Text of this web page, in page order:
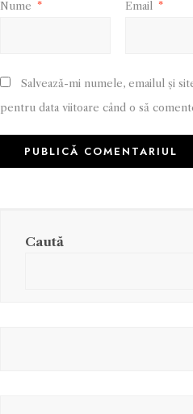
Nume * Email *
Salvează-mi numele, emailul și
pentru data viitoare când o să
Caută